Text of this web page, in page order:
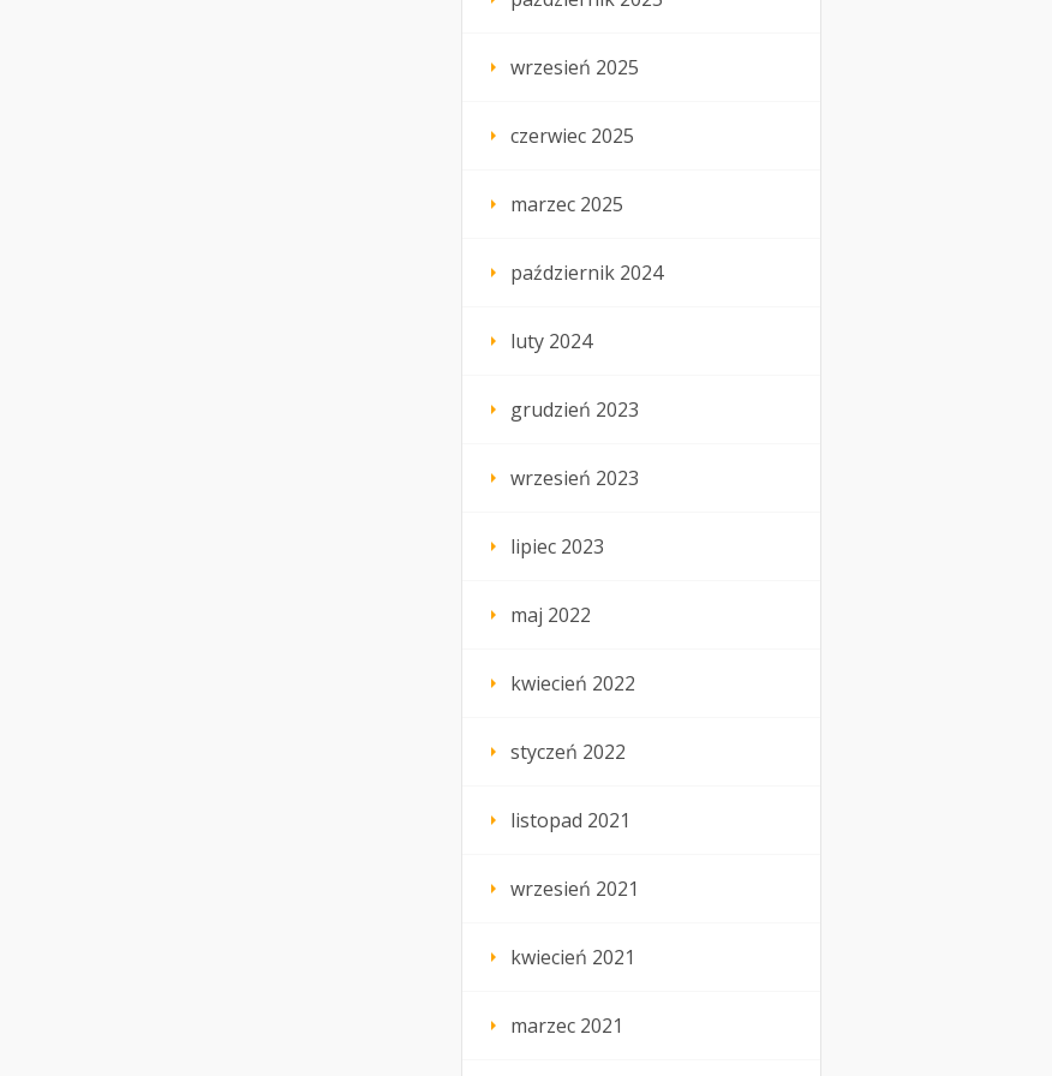
wrzesień 2025
czerwiec 2025
marzec 2025
październik 2024
luty 2024
grudzień 2023
wrzesień 2023
lipiec 2023
maj 2022
kwiecień 2022
styczeń 2022
listopad 2021
wrzesień 2021
kwiecień 2021
marzec 2021